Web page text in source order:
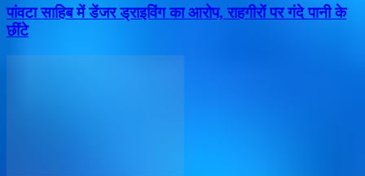
पांवटा साहिब में डेंजर ड्राइविंग का आरोप, राहगीरों पर गंदे पानी के
छींटे